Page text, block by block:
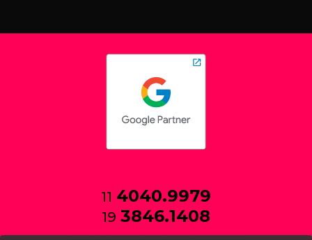
11 4040.9979
19 3846.1408